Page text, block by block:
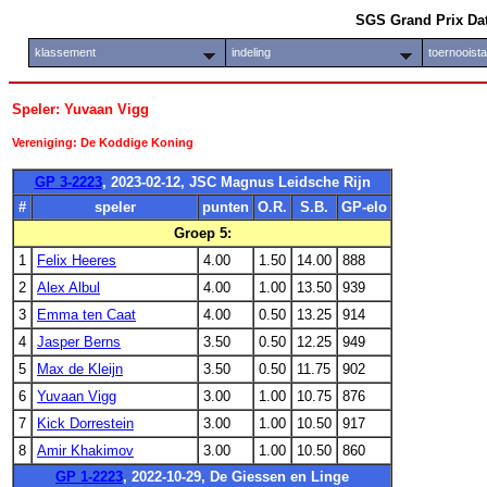
SGS Grand Prix
klassement indeling
Speler: Yuvaan Vigg
Vereniging: De Koddige Koning
GP 3-2223, 2023-02-12, JSC Magnus Leidsche Rijn
#
speler punten O.R. S.B.
GP-elo
Groep 5:
1
Felix Heeres 4.00 1.50 14.00
888
2
Alex Albul 4.00 1.00 13.50
939
3
Emma ten Caat 4.00 0.50 13.25
914
4
Jasper Berns 3.50 0.50 12.25
949
5
Max de Kleijn 3.50 0.50 11.75
902
6
Yuvaan Vigg 3.00 1.00 10.75
876
7
Kick Dorrestein 3.00 1.00 10.50
917
8
Amir Khakimov 3.00 1.00 10.50
860
GP 1-2223, 2022-10-29, De Giessen en Linge